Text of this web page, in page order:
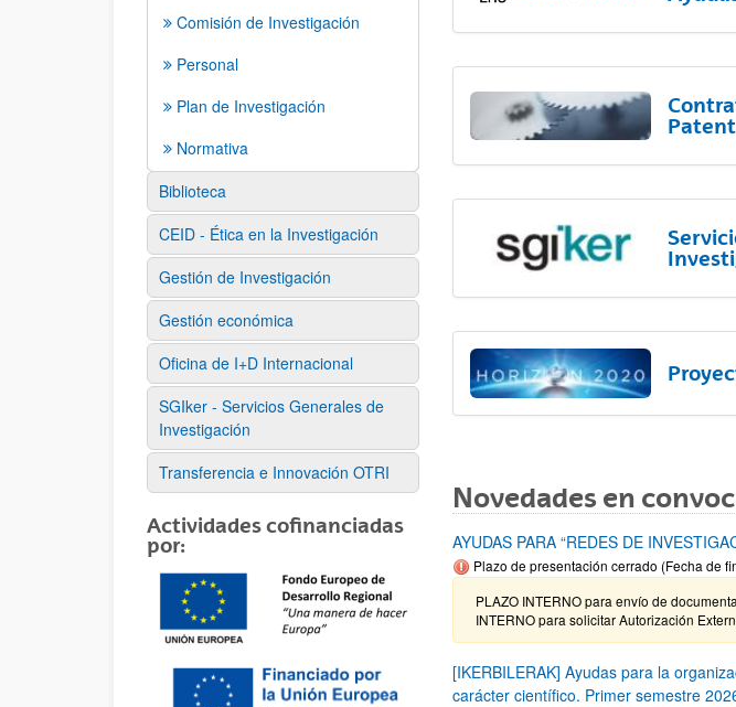
Comisión de Investigación
Personal
Plan de Investigación
Normativa
Biblioteca
CEID - Ética en la Investigación
Gestión de Investigación
Gestión económica
Oficina de I+D Internacional
SGIker - Servicios Generales de
Investigación
Transferencia e Innovación OTRI
Actividades cofinanciadas
por:
Novedades en
AYUDAS PARA “REDES DE
Plazo de presentación cerrado (Fecha de
PLAZO INTERNO para envío de
INTERNO para solicitar Autorización
[IKERBILERAK] Ayudas para la
carácter científico. Primer semestre